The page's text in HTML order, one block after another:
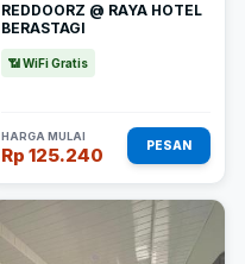
REDDOORZ @ RAYA HOTEL
BERASTAGI
📶 WiFi Gratis
HARGA MULAI
Rp 125.240 PESAN